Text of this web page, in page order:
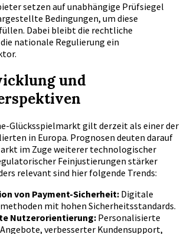
setzen auf unabhängige Prüfsiegel
Bedingungen, um diese
Dabei bleibt die rechtliche
nationale Regulierung ein
und
Glücksspielmarkt gilt derzeit als einer der
in Europa. Prognosen deuten darauf
im Zuge weiterer technologischer
Feinjustierungen stärker
relevant sind hier folgende Trends:
von Payment-Sicherheit: Digitale
mit hohen Sicherheitsstandards.
Nutzerorientierung: Personalisierte
verbesserter Kundensupport,